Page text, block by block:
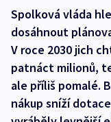
Spolková vláda
dosáhnout
V roce 2030 jich
patnáct milionů,
ale příliš pomalé.
nákup sníží